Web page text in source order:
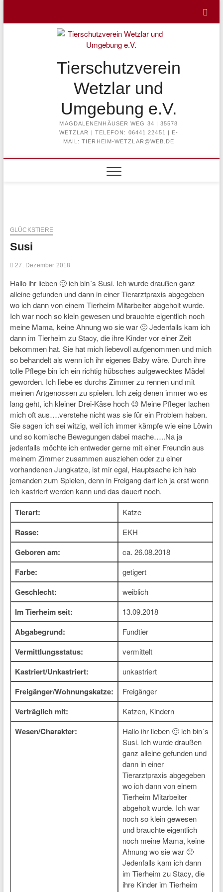
content
Tierschutzverein
Wetzlar und
Umgebung e.V.
MAGDALENENHÄUSER WEG 34 | 35578
WETZLAR | TELEFON: 06441 22451 | E-
MAIL: TIERHEIM-WETZLAR@WEB.DE
GLÜCKSTIERE
Susi
27. Dezember 2018
Hallo ihr lieben 🙂 ich bin´s Susi. Ich wurde draußen ganz
alleine gefunden und dann in einer Tierarztpraxis abgegeben
wo ich dann von einem Tierheim Mitarbeiter abgeholt wurde.
Ich war noch so klein gewesen und brauchte eigentlich noch
meine Mama, keine Ahnung wo sie war 🙁 Jedenfalls kam ich
dann im Tierheim zu Stacy, die ihre Kinder vor einer Zeit
bekommen hat. Sie hat mich liebevoll aufgenommen und mich
so behandelt als wenn ich ihr eigenes Baby wäre. Durch ihre
tolle Pflege bin ich ein richtig hübsches aufgewecktes Mädel
geworden. Ich liebe es durchs Zimmer zu rennen und mit
meinen Artgenossen zu spielen. Ich zeig denen immer wo es
lang geht, ich kleiner Drei-Käse hoch 😉 Meine Pfleger lachen
mich oft aus….verstehe nicht was sie für ein Problem haben.
Sie sagen ich sei witzig, weil ich immer kämpfe wie eine Löwin
und so komische Bewegungen dabei mache…..Na ja
jedenfalls möchte ich entweder gerne mit einer Freundin aus
meinem Zimmer zusammen ausziehen oder zu einer
vorhandenen Jungkatze, ist mir egal, Hauptsache ich hab
jemanden zum Spielen, denn in Freigang darf ich ja erst wenn
ich kastriert werden kann und das dauert noch.
Tierart: Katze
Rasse: EKH
Geboren am: ca. 26.08.2018
Farbe: getigert
Geschlecht: weiblich
Im Tierheim seit: 13.09.2018
Abgabegrund: Fundtier
Vermittlungsstatus: vermittelt
Kastriert/Unkastriert: unkastriert
Freigänger/Wohnungskatze: Freigänger
Verträglich mit: Katzen, Kindern
Wesen/Charakter:
Hallo ihr lieben 🙂 ich bin´s
Susi. Ich wurde draußen
ganz alleine gefunden und
dann in einer
Tierarztpraxis abgegeben
wo ich dann von einem
Tierheim Mitarbeiter
abgeholt wurde. Ich war
noch so klein gewesen
und brauchte eigentlich
noch meine Mama, keine
Ahnung wo sie war 🙁
Jedenfalls kam ich dann
im Tierheim zu Stacy, die
ihre Kinder im Tierheim